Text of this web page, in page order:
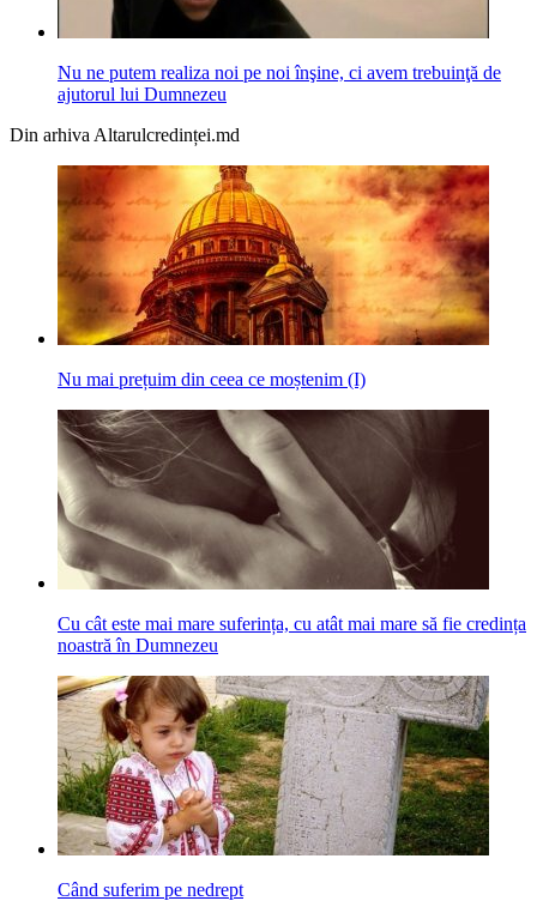
Nu ne putem realiza noi pe noi înşine, ci avem trebuinţă de
ajutorul lui Dumnezeu
Din arhiva Altarulcredinței.md
Nu mai prețuim din ceea ce moștenim (I)
Cu cât este mai mare suferința, cu atât mai mare să fie credința
noastră în Dumnezeu
Când suferim pe nedrept